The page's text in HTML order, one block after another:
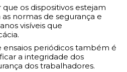
os dispositivos estejam
normas de segurança e
visíveis que
ensaios periódicos também é
a integridade dos
dos trabalhadores.